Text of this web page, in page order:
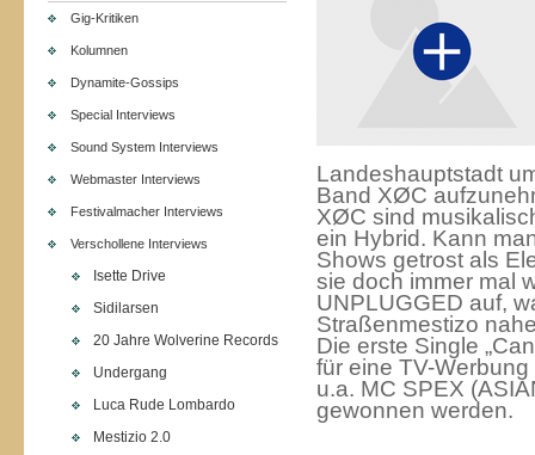
Gig-Kritiken
Kolumnen
Dynamite-Gossips
Special Interviews
Sound System Interviews
Webmaster Interviews
Festivalmacher Interviews
Verschollene Interviews
Isette Drive
Sidilarsen
20 Jahre Wolverine Records
Undergang
Luca Rude Lombardo
Mestizio 2.0
Landeshauptstadt
Band XØC
XØC sind
ein Hybrid. Kann
Shows getrost als
sie doch immer mal
UNPLUGGED auf,
Straßenmestizo
Die erste Single
für eine TV-
u.a. MC SPEX
gewonnen werden.